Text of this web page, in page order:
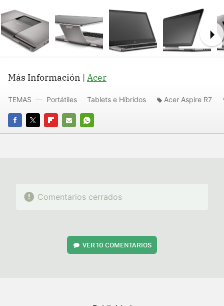
Más Información | Acer
FACEBOOK
TWITTERFLIPBOARD
E-
WHATSAPP
TEMAS Portátiles Tablets e Híbridos Acer Aspire R7
Comentarios cerrados
VER10 COMENTARIOS